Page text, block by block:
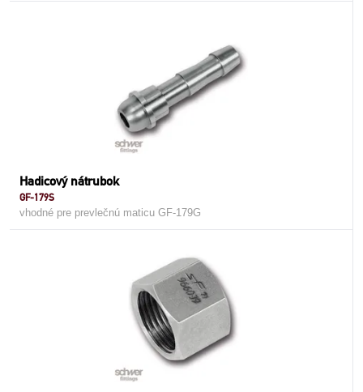
Hadicový nátrubok
GF-179S
vhodné pre prevlečnú maticu GF-179G